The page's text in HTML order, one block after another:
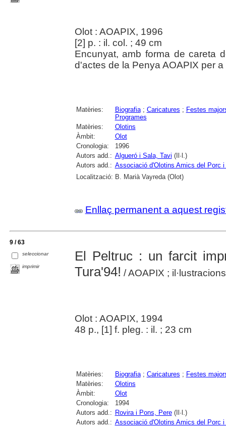
Olot : AOAPIX, 1996
[2] p. : il. col. ; 49 cm
Encunyat, amb forma de careta
d'actes de la Penya AOAPIX per
Matèries: Biografia; Caricatures ; Festes
Programes
Matèries:
Olotins
Àmbit:
Olot
Cronologia:
1996
Autors add.: Algueró i Sala, Tavi (Il·l.)
Autors add.: Associació d'Olotins Amics del Porc i
Localització: B. Marià Vayreda (Olot)
Enllaç permanent a aquest
9 / 63
seleccionar
imprimir
El Peltruc : un farcit
Tura'94! / AOAPIX ;
Olot : AOAPIX, 1994
48 p., [1] f. pleg. : il. ; 23 cm
Matèries: Biografia; Caricatures ; Festes
Matèries:
Olotins
Àmbit:
Olot
Cronologia:
1994
Autors add.: Rovira i Pons, Pere(Il·l.)
Autors add.: Associació d'Olotins Amics del Porc i